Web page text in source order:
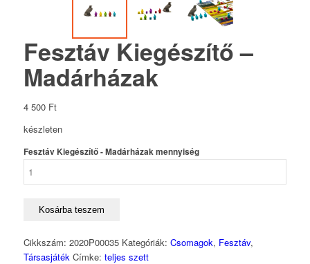
Fesztáv Kiegészítő –
Madárházak
4 500 Ft
készleten
Fesztáv Kiegészítő - Madárházak mennyiség
Kosárba teszem
Cikkszám: 2020P00035 Kategóriák: Csomagok, Fesztáv,
Társasjáték Címke: teljes szett